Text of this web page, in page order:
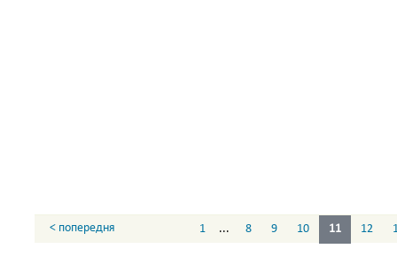
< попередня 1 ... 8 9 10 11 12